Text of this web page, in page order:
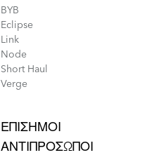
BYB
Eclipse
Link
Node
Short Haul
Verge
ΕΠΊΣΗΜΟΙ
ΑΝΤΙΠΡΌΣΩΠΟΙ